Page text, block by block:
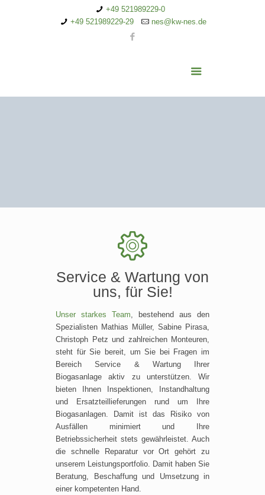
+49 521989229-0
+49 521989229-29
nes@kw-nes.de
Service & Wartung von
uns, für Sie!
Unser starkes Team , bestehend aus den
Spezialisten Mathias Müller, Sabine Pirasa,
Christoph Petz und zahlreichen Monteuren,
steht für Sie bereit, um Sie bei Fragen im
Bereich Service & Wartung Ihrer
Biogasanlage aktiv zu unterstützen. Wir
bieten Ihnen Inspektionen, Instandhaltung
und Ersatzteillieferungen rund um Ihre
Biogasanlagen. Damit ist das Risiko von
Ausfällen minimiert und Ihre
Betriebssicherheit stets gewährleistet. Auch
die schnelle Reparatur vor Ort gehört zu
unserem Leistungsportfolio. Damit haben Sie
Beratung, Beschaffung und Umsetzung in
einer kompetenten Hand.